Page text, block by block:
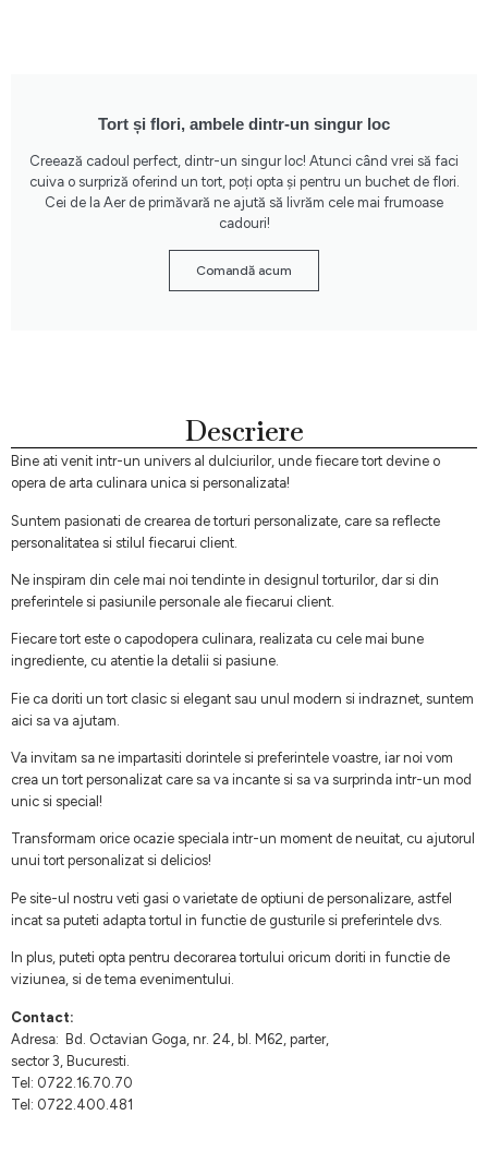
Tort și flori, ambele dintr-un singur loc
Creează cadoul perfect, dintr-un singur loc! Atunci când vrei să faci
cuiva o surpriză oferind un tort, poți opta și pentru un buchet de flori.
Cei de la Aer de primăvară ne ajută să livrăm cele mai frumoase
cadouri!
Comandă acum
Descriere
Bine ati venit intr-un univers al dulciurilor, unde fiecare tort devine o
opera de arta culinara unica si personalizata!
Suntem pasionati de crearea de torturi personalizate, care sa reflecte
personalitatea si stilul fiecarui client.
Ne inspiram din cele mai noi tendinte in designul torturilor, dar si din
preferintele si pasiunile personale ale fiecarui client.
Fiecare tort este o capodopera culinara, realizata cu cele mai bune
ingrediente, cu atentie la detalii si pasiune.
Fie ca doriti un tort clasic si elegant sau unul modern si indraznet, suntem
aici sa va ajutam.
Va invitam sa ne impartasiti dorintele si preferintele voastre, iar noi vom
crea un tort personalizat care sa va incante si sa va surprinda intr-un mod
unic si special!
Transformam orice ocazie speciala intr-un moment de neuitat, cu ajutorul
unui tort personalizat si delicios!
Pe site-ul nostru veti gasi o varietate de optiuni de personalizare, astfel
incat sa puteti adapta tortul in functie de gusturile si preferintele dvs.
In plus, puteti opta pentru decorarea tortului oricum doriti in functie de
viziunea, si de tema evenimentului.
Contact:
Adresa: Bd. Octavian Goga, nr. 24, bl. M62, parter,
sector 3, Bucuresti.
Tel: 0722.16.70.70
Tel: 0722.400.481